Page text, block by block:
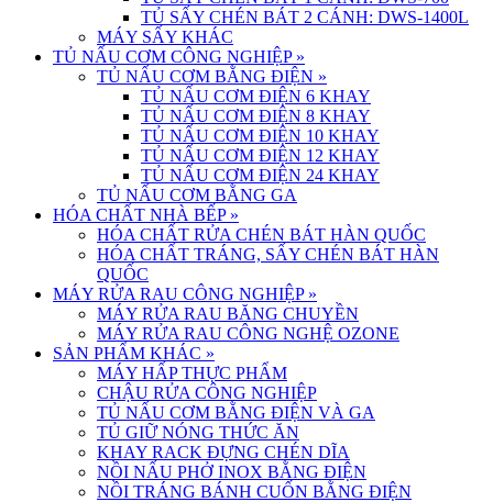
TỦ SẤY CHÉN BÁT 2 CÁNH: DWS-1400L
MÁY SẤY KHÁC
TỦ NẤU CƠM CÔNG NGHIỆP »
TỦ NẤU CƠM BẰNG ĐIỆN »
TỦ NẤU CƠM ĐIỆN 6 KHAY
TỦ NẤU CƠM ĐIỆN 8 KHAY
TỦ NẤU CƠM ĐIỆN 10 KHAY
TỦ NẤU CƠM ĐIỆN 12 KHAY
TỦ NẤU CƠM ĐIỆN 24 KHAY
TỦ NẤU CƠM BẰNG GA
HÓA CHẤT NHÀ BẾP »
HÓA CHẤT RỬA CHÉN BÁT HÀN QUỐC
HÓA CHẤT TRÁNG, SẤY CHÉN BÁT HÀN
QUỐC
MÁY RỬA RAU CÔNG NGHIỆP »
MÁY RỬA RAU BĂNG CHUYỀN
MÁY RỬA RAU CÔNG NGHỆ OZONE
SẢN PHẨM KHÁC »
MÁY HẤP THỰC PHẨM
CHẬU RỬA CÔNG NGHIỆP
TỦ NẤU CƠM BẰNG ĐIỆN VÀ GA
TỦ GIỮ NÓNG THỨC ĂN
KHAY RACK ĐỰNG CHÉN DĨA
NỒI NẤU PHỞ INOX BẰNG ĐIỆN
NỒI TRÁNG BÁNH CUỐN BẰNG ĐIỆN